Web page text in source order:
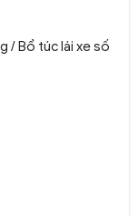
/ Bổ túc lái xe số